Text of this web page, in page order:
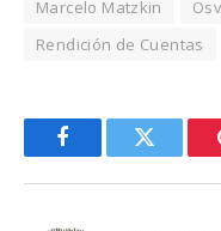
Marcelo Matzkin
Rendición de Cuentas
FacebookTwitter